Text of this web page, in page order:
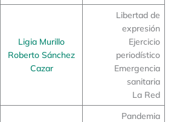
Ligia Murillo
Roberto Sánchez
Cazar
Libertad de
expresión
Ejercicio
periodístico
Emergencia
sanitaria
La Red
Pandemia